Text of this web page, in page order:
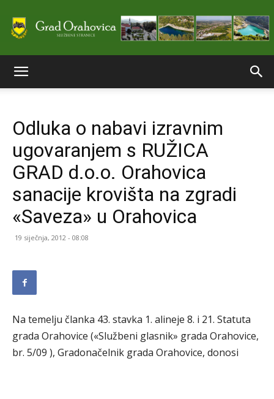
stranice
Grada
Odluka o nabavi izravnim
ugovaranjem s RUŽICA
GRAD d.o.o. Orahovica
sanacije krovišta na zgradi
«Saveza» u Orahovica
19 siječnja, 2012 - 08:08
Na temelju članka 43. stavka 1. alineje 8. i 21. Statuta
grada Orahovice («Službeni glasnik» grada Orahovice,
br. 5/09 ), Gradonačelnik grada Orahovice, donosi